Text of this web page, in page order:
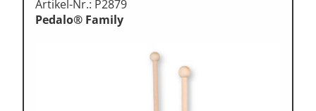
Fussball-, Handballtore
Artikel-Nr.: P2879
Pedalo® Family